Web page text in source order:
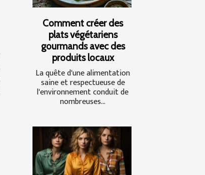
Comment créer des
plats végétariens
gourmands avec des
produits locaux
La quête d'une alimentation
saine et respectueuse de
l'environnement conduit de
nombreuses...